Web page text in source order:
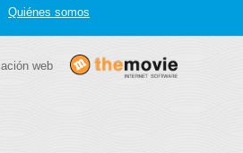
Quiénes somos
web